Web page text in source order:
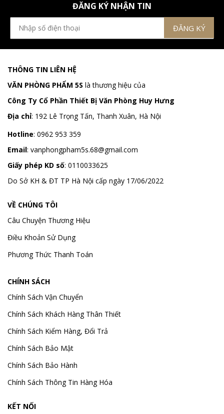
ĐĂNG KÝ NHẬN TIN
THÔNG TIN LIÊN HỆ
VĂN PHÒNG PHẨM 5S là thương hiệu của
Công Ty Cổ Phần Thiết Bị Văn Phòng Huy Hưng
Địa chỉ: 192 Lê Trọng Tấn, Thanh Xuân, Hà Nội
Hotline: 0962 953 359
Email: vanphongpham5s.68@gmail.com
Giấy phép KD số: 0110033625
Do Sở KH & ĐT TP Hà Nội cấp ngày 17/06/2022
VỀ CHÚNG TÔI
Câu Chuyện Thương Hiệu
Điều Khoản Sử Dụng
Phương Thức Thanh Toán
CHÍNH SÁCH
Chính Sách Vận Chuyển
Chính Sách Khách Hàng Thân Thiết
Chính Sách Kiểm Hàng, Đổi Trả
Chính Sách Bảo Mật
Chính Sách Bảo Hành
Chính Sách Thông Tin Hàng Hóa
KẾT NỐI